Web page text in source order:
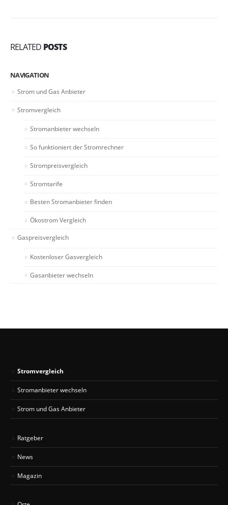
RELATED POSTS
NAVIGATION
Strom und Gas Anbieter
Stromvergleich
Stromanbieter wechseln
So funktioniert der Stromrechner
Strompreisvergleich
Stromtarife
Besten Stromanbieter finden
Ökostrom Vergleich
Gaspreisvergleich
Kostenloser Gasvergleich
Gasanbieter wechseln
Stromvergleich
Stromanbieter wechseln
Strom und Gas Anbieter
Ratgeber
News
Magazin